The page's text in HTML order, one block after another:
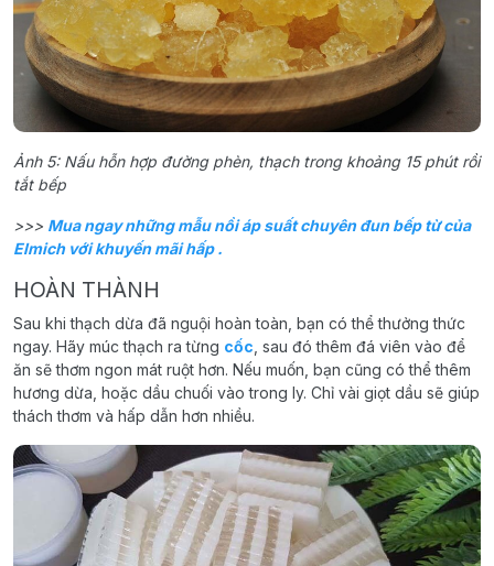
Ảnh 5: Nấu hỗn hợp đường phèn, thạch trong khoảng 15 phút rồi
tắt bếp
>>> Mua ngay những mẫu nồi áp suất chuyên đun bếp từ của
Elmich với khuyến mãi hấp .
HOÀN THÀNH
Sau khi thạch dừa đã nguội hoàn toàn, bạn có thể thưởng thức
ngay. Hãy múc thạch ra từng cốc , sau đó thêm đá viên vào để
ăn sẽ thơm ngon mát ruột hơn. Nếu muốn, bạn cũng có thể thêm
hương dừa, hoặc dầu chuối vào trong ly. Chỉ vài giọt dầu sẽ giúp
thách thơm và hấp dẫn hơn nhiều.